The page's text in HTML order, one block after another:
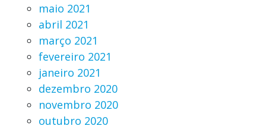
maio 2021
abril 2021
março 2021
fevereiro 2021
janeiro 2021
dezembro 2020
novembro 2020
outubro 2020